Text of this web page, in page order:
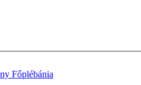
Főplébánia